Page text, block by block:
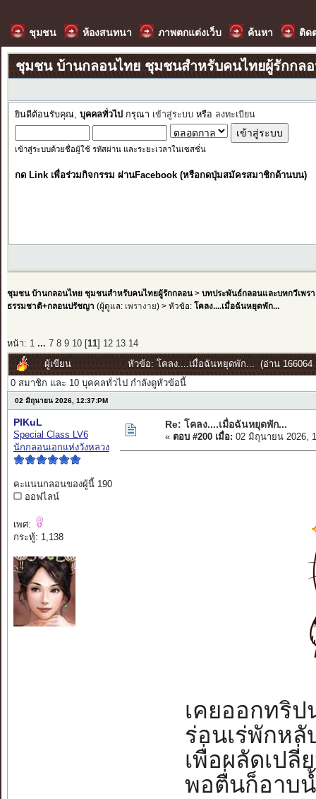
ชุมชน ห้องสนทนา ภาพตกแต่งเว็บ ค้นหา ติด
ชุมชน บ้านกลอนไทย ชุมชนสำหรับคนไทยผู้รักกล
ยินดีต้อนรับคุณ, บุคคลทั่วไป กรุณา เข้าสู่ระบบ หรือ ลงทะเบียน
เข้าสู่ระบบด้วยชื่อผู้ใช้ รหัสผ่าน และระยะเวลาในเซสชั่น
กด Link เพื่อร่วมกิจกรรม ผ่านFacebook (หรือกดปุ่มสมัครสมาชิกด้านบน)
ชุมชน บ้านกลอนไทย ชุมชนสำหรับคนไทยผู้รักกลอน> บทประพันธ์กลอนและบทกวีเพรา
ธรรมชาติ+กลอนปรัชญา (ผู้ดูแล: เพรางาย) > หัวข้อ: โคลง....เมื่อฉันหยุดพัก...
หน้า: 1 ... 7 8 9 10[ 11] 12 13 14
ผู้เขียน
หัวข้อ: โคลง....เมื่อฉันหยุดพัก... (อ่าน 166064
0 สมาชิก และ 10 บุคคลทั่วไป กำลังดูหัวข้อนี้
02 มิถุนายน 2026, 12:37:PM
PIKuL
Special Class LV6
นักกลอนเอกแห่งวังหลวง
คะแนนกลอนของผู้นี้ 190
ออฟไลน์
เพศ:
กระทู้: 1,138
Re: โคลง....เมื่อฉันหยุดพัก...
« ตอบ #200 เมื่อ: 02 มิถุนายน 2026,
เคยออกทริ
ร่อนเร่พักห
เพื่อผลัดเป
พอตื่นก็อาบ